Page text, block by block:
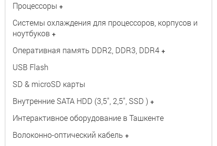
Процессоры +
Системы охлаждения для процессоров, корпусов и
ноутбуков +
Оперативная память DDR2, DDR3, DDR4 +
USB Flash
SD & microSD карты
Внутренние SATA HDD (3,5", 2,5", SSD ) +
Интерактивное оборудование в Ташкенте
Волоконно-оптический кабель +